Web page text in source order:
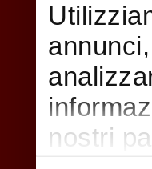
nostri